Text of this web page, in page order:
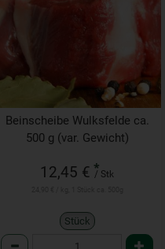
Beinscheibe Wulksfelde ca.
500 g (var. Gewicht)
12,45 € *
/ Stk
Stück
Anzahl